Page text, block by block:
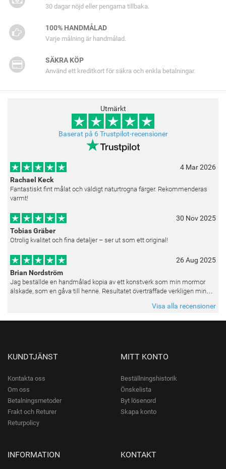
30 dagar nöjd eller pengarna tillbaka.
100% HANDMÅLAD
Varje målning är handmålad.
SÄKRA KÖP
Använd ett kreditkort för säkra och enkla betalningar.
Utmärkt
Baserat på 6 Trustpilot-recensioner
4 Mar 2026
Rachael Keck
Fantastiskt fint målat och väldigt naturtrogna färger. Rekommenderas
varmt!
30 Nov 2025
Tobias Gräber
Otrolig kvalitet och fina detaljer – ser ut som ett original!
26 Aug 2025
Brian Nordström
Jag beställde en handmålad kopia av ett konstverk som min mormor
älskade, som en gåva till henne. Resultatet överträffade verkligen mina
Visa alla recensioner
KUNDTJÄNST
Kontakta oss
Om oss
Betalningsmetoder
Frakt och Returer
Returpolicy
MITT KONTO
Beställningshistorik
Önskelista
Byt lösenord
Skapa konto
INFORMATION KONTAKT